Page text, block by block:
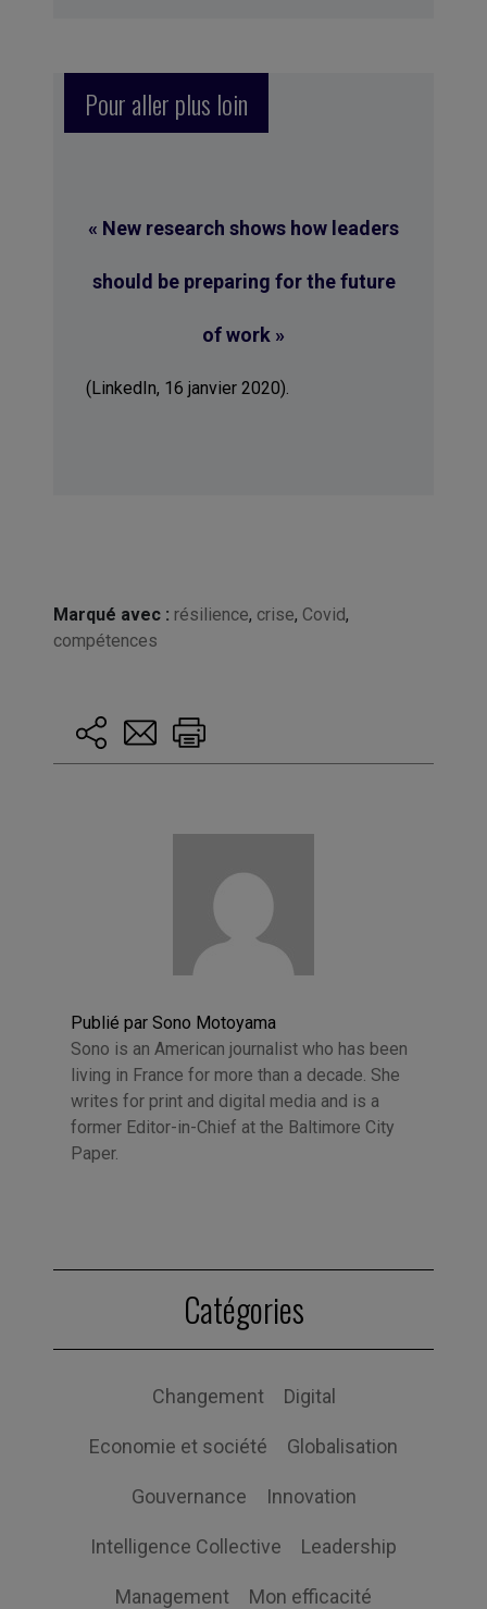
Pour aller plus loin
« New research shows how leaders
should be preparing for the future
of work »
(LinkedIn, 16 janvier 2020).
Marqué avec : résilience, crise, Covid,
compétences
Publié par Sono Motoyama
Sono is an American journalist who has been
living in France for more than a decade. She
writes for print and digital media and is a
former Editor-in-Chief at the Baltimore City
Paper.
Catégories
Changement Digital
Economie et société Globalisation
Gouvernance Innovation
Intelligence Collective Leadership
Management Mon efficacité